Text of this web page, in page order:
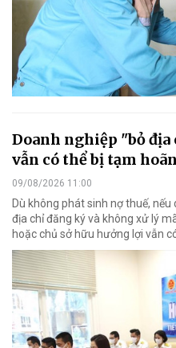
Doanh nghiệp "bỏ
vẫn có thể bị tạm
09/08/2026 11:00
Dù không phát sinh nợ thuế,
địa chỉ đăng ký và không xử lý
hoặc chủ sở hữu hưởng lợi vẫn